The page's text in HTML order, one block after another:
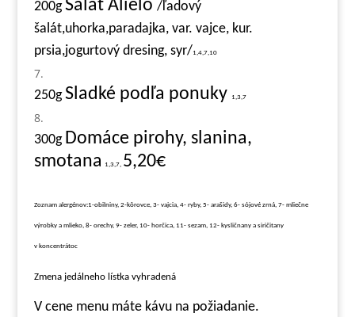
200gŠalát Alielo /ľadový
šalát,uhorka,paradajka, var. vajce, kur.
prsia,jogurtový dresing, syr/1,4,7,10
250g Sladké podľa ponuky 1,3,7
300g Domáce pirohy, slanina,
smotana
1,3,7, 5,20€
Zoznam alergénov:1-obilniny, 2-kôrovce, 3- vajcia, 4- ryby, 5- arašidy, 6- sójové zrná, 7- mliečne
výrobky a mlieko, 8- orechy, 9- zeler, 10- horčica, 11- sezam, 12- kysličnany a siričitany
v koncentrátoc
Zmena jedálneho lístka vyhradená
V cene menu máte kávu na požiadanie.